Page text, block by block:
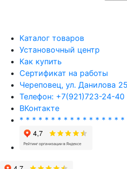
Каталог товаров
Установочный центр
Как купить
Сертификат на работы
Череповец, ул. Данилова 25
Телефон: +7(921)723-24-40
ВКонтакте
* * * * * * * * * * * * * * * *